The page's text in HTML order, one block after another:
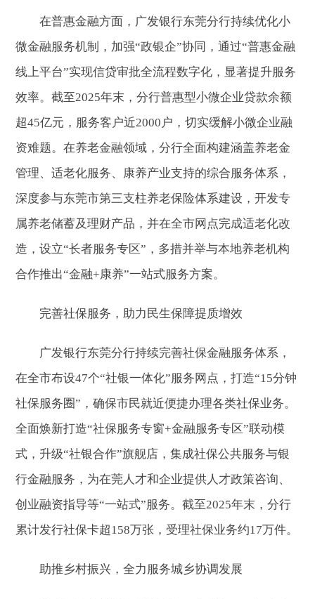
在普惠金融方面，广发银行东莞分行持续优化小
微金融服务机制，加强“政银企”协同，通过“普惠金融
线上平台”实现信贷审批全流程数字化，显著提升服务
效率。截至2025年末，分行普惠型小微企业贷款余额
超45亿元，服务客户近2000户，切实缓解小微企业融
资难题。在养老金融领域，分行全面构建涵盖养老金
管理、适老化服务、康养产业支持的综合服务体系，
深度参与东莞市第三支柱养老保险体系建设，开发专
属养老储蓄及理财产品，并在全市网点完成适老化改
造，设立“长者服务专区”，多措并举与本地养老机构
合作推出“金融+康养”一站式服务方案。
完善社保服务，助力民生保障提质增效
广发银行东莞分行持续完善社保金融服务体系，
在全市布设47个“社银一体化”服务网点，打造“15分钟
社保服务圈”，确保市民就近便捷办理各类社保业务。
全面焕新打造“社保服务专窗+金融服务专区”联动模
式，升级“社银合作”旗舰店，集成社保公共服务与银
行金融服务，为在莞人才和企业提供人才政策咨询、
创业融资指导等“一站式”服务。截至2025年末，分行
累计发行社保卡超158万张，受理社保业务约17万件。
助推乡村振兴，全力服务城乡协调发展